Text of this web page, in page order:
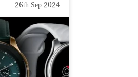
26th Sep 2024